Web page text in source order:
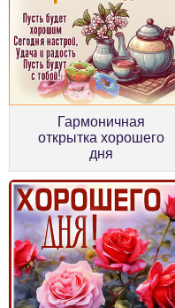
Гармоничная
открытка хорошего
дня